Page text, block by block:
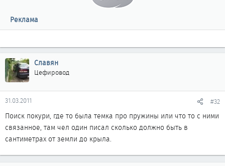
Реклама
Славян
Цефировод
31.03.2011 #32
Поиск покури, где то была темка про пружины или что то с ними
связанное, там чел один писал сколько должно быть в
сантиметрах от земли до крыла.